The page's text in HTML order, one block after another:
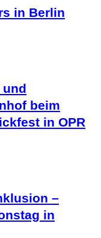
in Berlin
und
beim
in OPR
–
in